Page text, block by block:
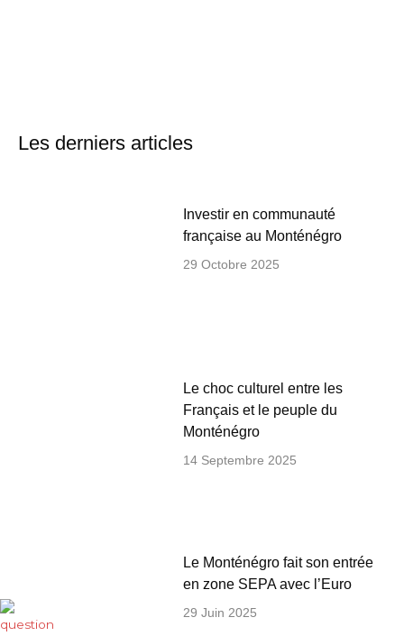
Les derniers articles
Investir en communauté
française au Monténégro
29 Octobre 2025
Le choc culturel entre les
Français et le peuple du
Monténégro
14 Septembre 2025
Le Monténégro fait son entrée
en zone SEPA avec l’Euro
29 Juin 2025